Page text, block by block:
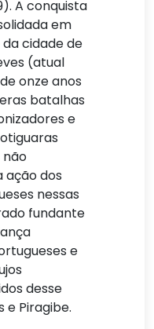
A conquista
em
cidade de
(atual
onze anos
batalhas
e
não
ação dos
nessas
fundante
e
desse
e Piragibe.